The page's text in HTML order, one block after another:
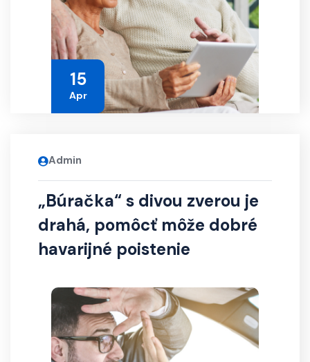
15
Apr
Admin
„Búračka“ s divou zverou je
drahá, pomôcť môže dobré
havarijné poistenie